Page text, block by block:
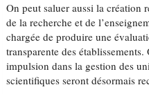
On peut saluer aussi la création
de la recherche et de
chargée de produire une
transparente des
impulsion dans la gestion des
scientifiques seront désormais